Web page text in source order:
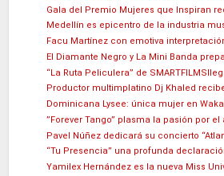
Gala del Premio Mujeres que Inspiran
Medellín es epicentro de la industria
Facu Martínez con emotiva
El Diamante Negro y La Mini Banda
“La Ruta Peliculera” de
Productor multimplatino Dj Khaled
Dominicana Lysee: única mujer en
”Forever Tango” plasma la pasión por el
Pavel Núñez dedicará su concierto
“Tu Presencia” una profunda
Yamilex Hernández es la nueva Miss